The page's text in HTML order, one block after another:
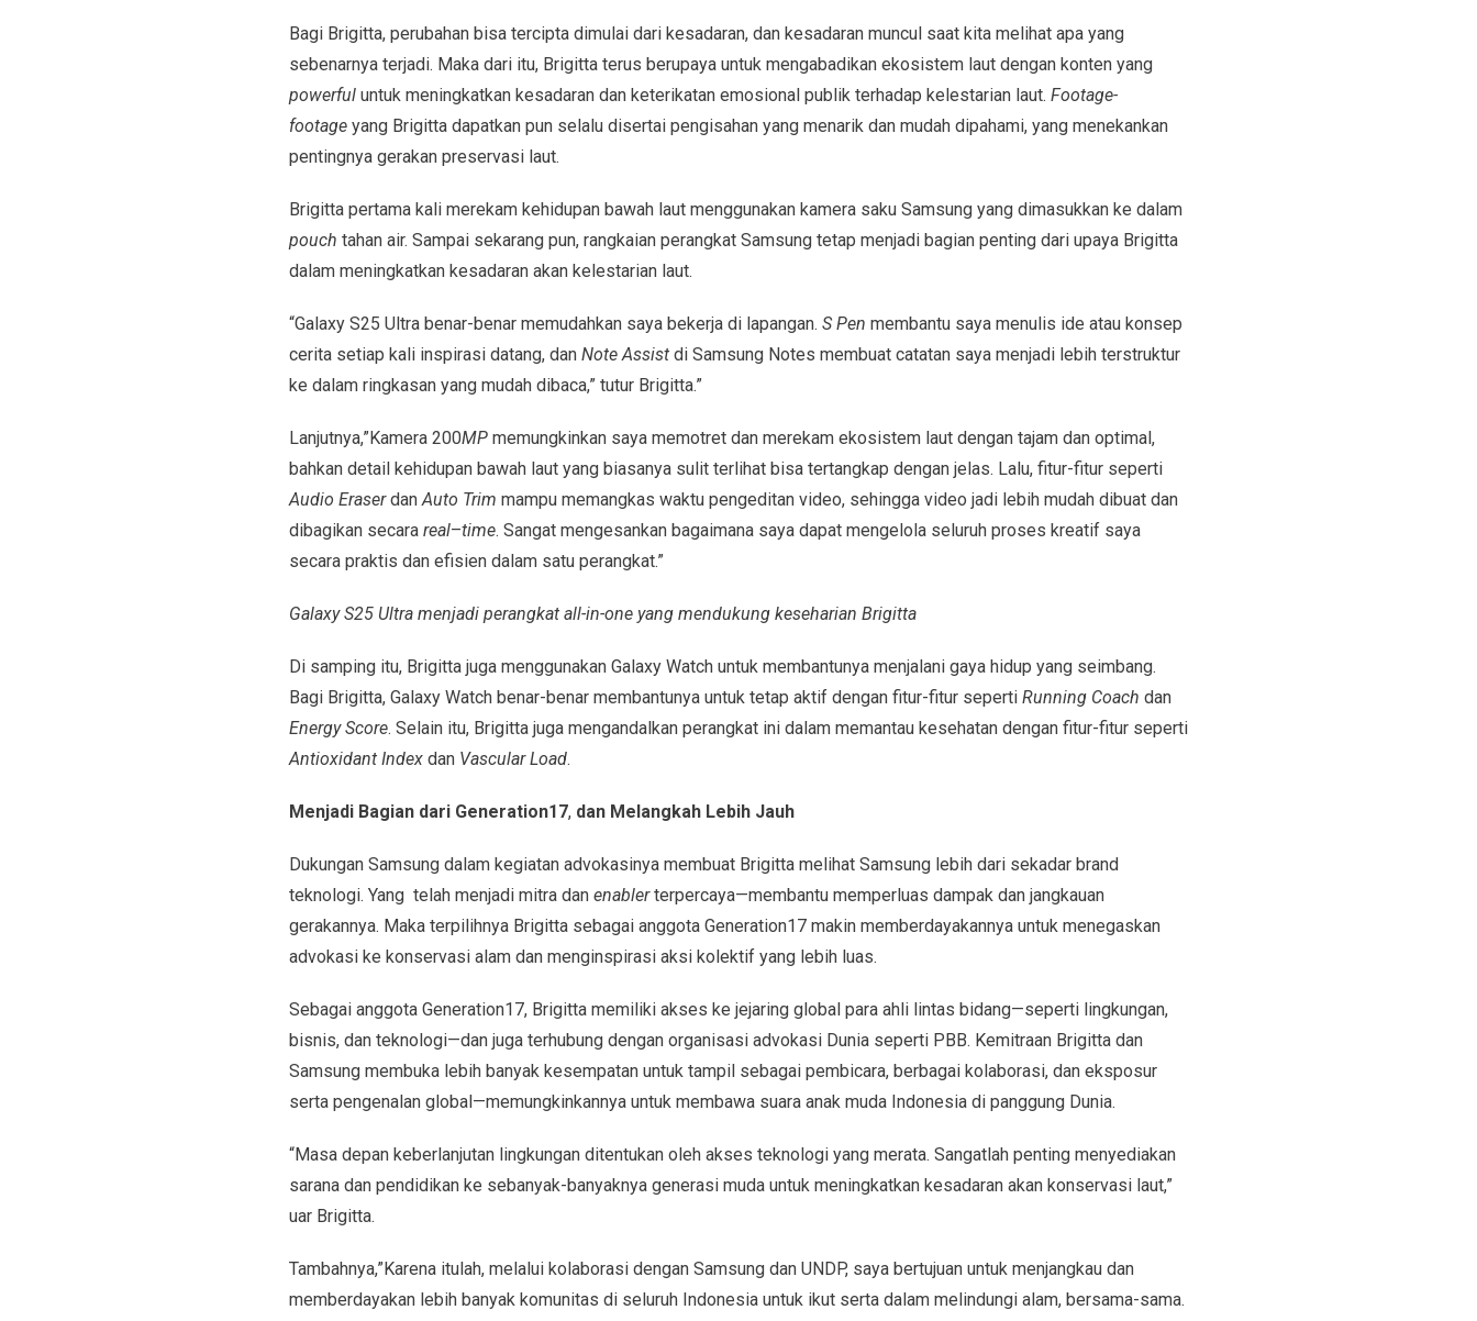
Bagi Brigitta, perubahan bisa tercipta dimulai dari kesadaran, dan kesadaran muncul saat kita melihat apa yang
sebenarnya terjadi. Maka dari itu, Brigitta terus berupaya untuk mengabadikan ekosistem laut dengan konten yang
powerfuluntuk meningkatkan kesadaran dan keterikatan emosional publik terhadap kelestarian laut. Footage-
footageyang Brigitta dapatkan pun selalu disertai pengisahan yang menarik dan mudah dipahami, yang menekankan
pentingnya gerakan preservasi laut.
Brigitta pertama kali merekam kehidupan bawah laut menggunakan kamera saku Samsung yang dimasukkan ke dalam
pouch tahan air. Sampai sekarang pun, rangkaian perangkat Samsung tetap menjadi bagian penting dari upaya Brigitta
dalam meningkatkan kesadaran akan kelestarian laut.
“Galaxy S25 Ultra benar-benar memudahkan saya bekerja di lapangan. S Pen membantu saya menulis ide atau konsep
cerita setiap kali inspirasi datang, dan Note Assistdi Samsung Notes membuat catatan saya menjadi lebih terstruktur
ke dalam ringkasan yang mudah dibaca,” tutur Brigitta.”
Lanjutnya,”Kamera 200MPmemungkinkan saya memotret dan merekam ekosistem laut dengan tajam dan optimal,
bahkan detail kehidupan bawah laut yang biasanya sulit terlihat bisa tertangkap dengan jelas. Lalu, fitur-fitur seperti
Audio Eraserdan Auto Trim mampu memangkas waktu pengeditan video, sehingga video jadi lebih mudah dibuat dan
dibagikan secara real–time. Sangat mengesankan bagaimana saya dapat mengelola seluruh proses kreatif saya
secara praktis dan efisien dalam satu perangkat.”
Galaxy S25 Ultra menjadi perangkat all-in-one yang mendukung keseharian Brigitta
Di samping itu, Brigitta juga menggunakan Galaxy Watch untuk membantunya menjalani gaya hidup yang seimbang.
Bagi Brigitta, Galaxy Watch benar-benar membantunya untuk tetap aktif dengan fitur-fitur seperti Running Coach dan
Energy Score. Selain itu, Brigitta juga mengandalkan perangkat ini dalam memantau kesehatan dengan fitur-fitur seperti
Antioxidant Indexdan Vascular Load.
Menjadi Bagian dari Generation17, dan Melangkah Lebih Jauh
Dukungan Samsung dalam kegiatan advokasinya membuat Brigitta melihat Samsung lebih dari sekadar brand
teknologi. Yang telah menjadi mitra dan enablerterpercaya—membantu memperluas dampak dan jangkauan
gerakannya. Maka terpilihnya Brigitta sebagai anggota Generation17 makin memberdayakannya untuk menegaskan
advokasi ke konservasi alam dan menginspirasi aksi kolektif yang lebih luas.
Sebagai anggota Generation17, Brigitta memiliki akses ke jejaring global para ahli lintas bidang—seperti lingkungan,
bisnis, dan teknologi—dan juga terhubung dengan organisasi advokasi Dunia seperti PBB. Kemitraan Brigitta dan
Samsung membuka lebih banyak kesempatan untuk tampil sebagai pembicara, berbagai kolaborasi, dan eksposur
serta pengenalan global—memungkinkannya untuk membawa suara anak muda Indonesia di panggung Dunia.
“Masa depan keberlanjutan lingkungan ditentukan oleh akses teknologi yang merata. Sangatlah penting menyediakan
sarana dan pendidikan ke sebanyak-banyaknya generasi muda untuk meningkatkan kesadaran akan konservasi laut,”
uar Brigitta.
Tambahnya,”Karena itulah, melalui kolaborasi dengan Samsung dan UNDP, saya bertujuan untuk menjangkau dan
memberdayakan lebih banyak komunitas di seluruh Indonesia untuk ikut serta dalam melindungi alam, bersama-sama.